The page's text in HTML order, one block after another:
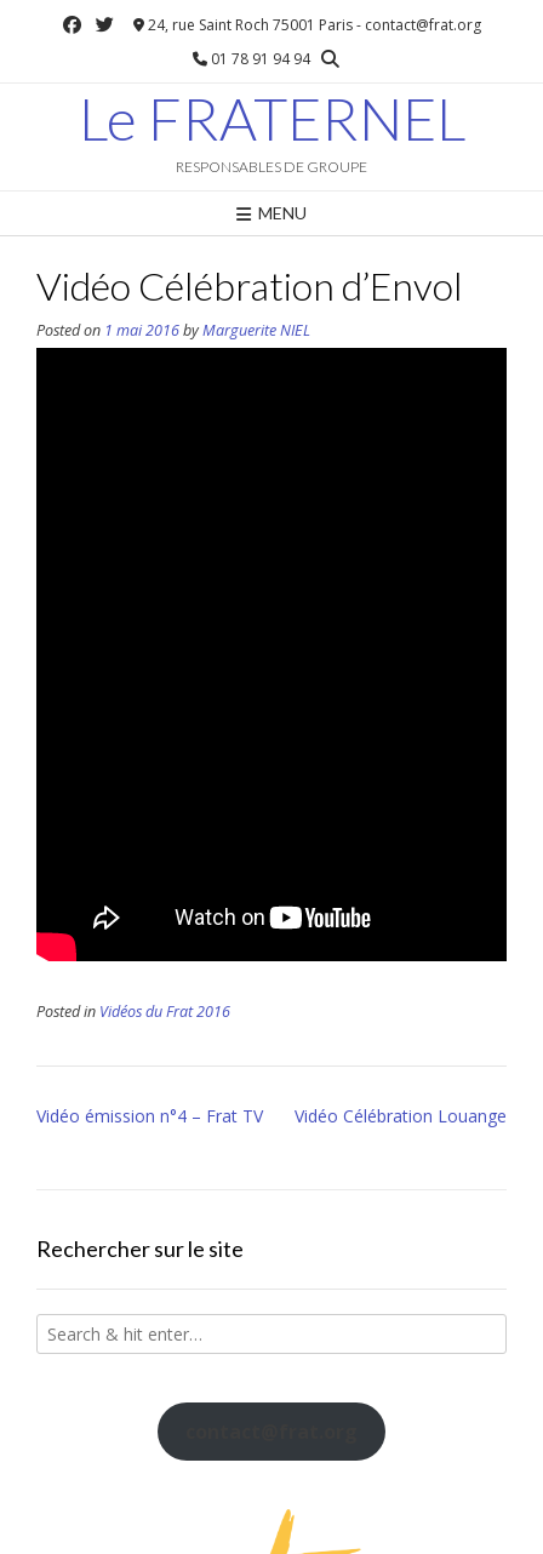
24, rue Saint Roch 75001 Paris - contact@frat.org
01 78 91 94 94
Le FRATERNEL
RESPONSABLES DE GROUPE
MENU
Vidéo Célébration d’Envol
Posted on 1 mai 2016byMarguerite NIEL
Posted in Vidéos du Frat 2016
Post
Vidéo émission n°4 – Frat TV Vidéo Célébration Louange
Rechercher sur le site